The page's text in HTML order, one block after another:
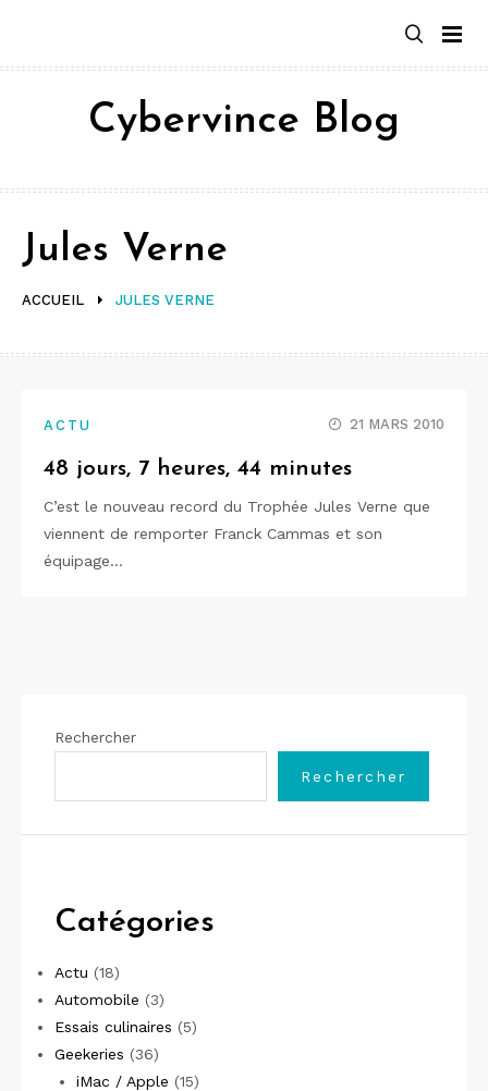
contenu
Cybervince Blog
ACCUEIL JULES VERNE
Jules Verne
ACTU 21 MARS 2010
48 jours, 7 heures, 44 minutes
C’est le nouveau record du Trophée Jules Verne que
viennent de remporter Franck Cammas et son
équipage…
Rechercher
Rechercher
Catégories
Actu (18)
Automobile (3)
Essais culinaires (5)
Geekeries (36)
iMac / Apple (15)